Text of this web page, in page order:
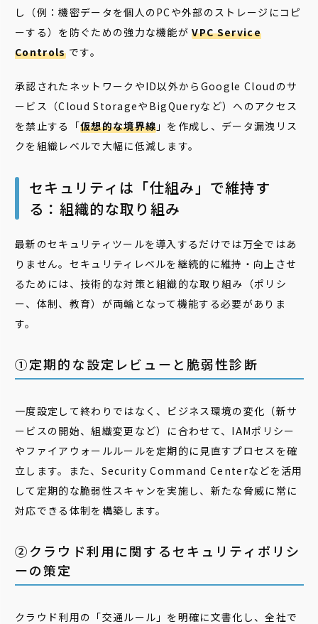
し（例：機密データを個人のPCや外部のストレージにコピ
ーする）を防ぐための強力な機能がVPC Service
Controlsです。
承認されたネットワークやID以外からGoogle Cloudのサ
ービス（Cloud StorageやBigQueryなど）へのアクセス
を禁止する「仮想的な境界線 」を作成し、データ漏洩リス
クを組織レベルで大幅に低減します。
セキュリティは「仕組み」で維持す
る：組織的な取り組み
最新のセキュリティツールを導入するだけでは万全ではあ
りません。セキュリティレベルを継続的に維持・向上させ
るためには、技術的な対策と組織的な取り組み（ポリシ
ー、体制、教育）が両輪となって機能する必要がありま
す。
①定期的な設定レビューと脆弱性診断
一度設定して終わりではなく、ビジネス環境の変化（新サ
ービスの開始、組織変更など）に合わせて、IAMポリシー
やファイアウォールルールを定期的に見直すプロセスを確
立します。また、Security Command Centerなどを活用
して定期的な脆弱性スキャンを実施し、新たな脅威に常に
対応できる体制を構築します。
②クラウド利用に関するセキュリティポリシ
ーの策定
クラウド利用の「交通ルール」を明確に文書化し、全社で